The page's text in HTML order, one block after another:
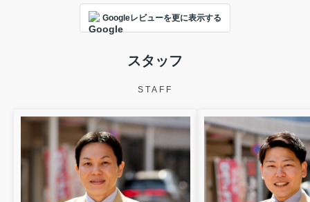
Googleレビューを更に表示する
スタッフ
STAFF